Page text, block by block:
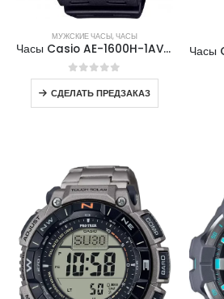
МУЖСКИЕ ЧАСЫ,ЧАСЫ
Часы Casio AE-1600H-1AVDF
0out of 5
СДЕЛАТЬ ПРЕДЗАКАЗ